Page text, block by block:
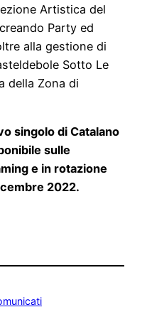
Artistica del
Party ed
alla gestione di
Sotto Le
della Zona di
singolo di Catalano
sulle
e in rotazione
2022.